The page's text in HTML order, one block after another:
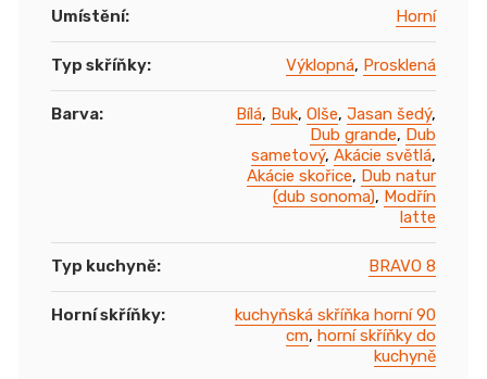
Umístění: Horní
Typ skříňky: Výklopná, Prosklená
Barva: Bílá, Buk, Olše, Jasan šedý,
Dub grande, Dub
sametový, Akácie světlá,
Akácie skořice, Dub natur
(dub sonoma), Modřín
latte
Typ kuchyně: BRAVO 8
Horní skříňky:
kuchyňská skříňka horní 90
cm, horní skříňky do
kuchyně